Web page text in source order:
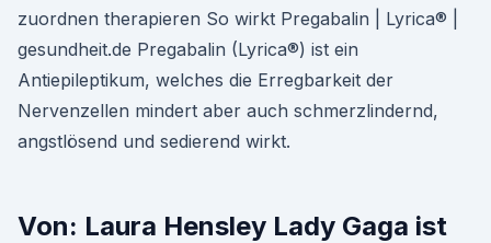
zuordnen therapieren So wirkt Pregabalin | Lyrica® |
gesundheit.de Pregabalin (Lyrica®) ist ein
Antiepileptikum, welches die Erregbarkeit der
Nervenzellen mindert aber auch schmerzlindernd,
angstlösend und sedierend wirkt.
Von: Laura Hensley Lady Gaga ist